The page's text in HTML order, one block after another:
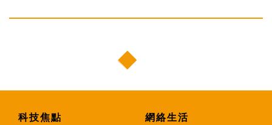
科技焦點 網絡生活